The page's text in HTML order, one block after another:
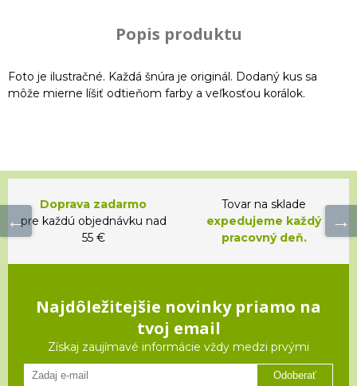
Popis produktu
Foto je ilustračné. Každá šnúra je originál. Dodaný kus sa
môže mierne líšiť odtieňom farby a veľkosťou korálok.
Doprava zadarmo
pre každú objednávku nad
55 €
Tovar na sklade
expedujeme každý
pracovný deň.
Najdôležitejšie novinky priamo na
tvoj email
Získaj zaujímavé informácie vždy medzi prvými
Odoberať